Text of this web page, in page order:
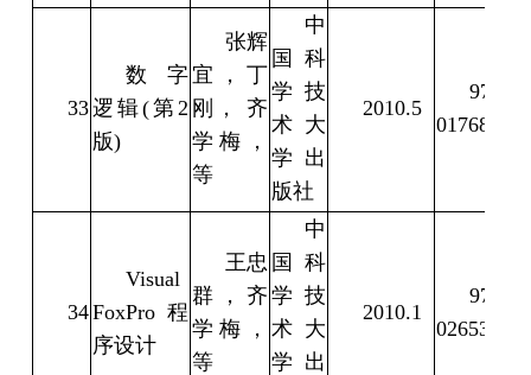
33
数字
逻辑(第2
版)
张辉
宜，丁
刚， 齐
学梅，
等
中
国科
学技
术大
学出
版社
2010.5
978-7-
01768-1
34
Visual
FoxPro程
序设计
王忠
群，齐
学梅，
等
中
国科
学技
术大
学出
2010.1
978-7-
02653-9